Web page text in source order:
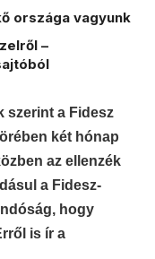
országa vagyunk
–
szerint a Fidesz
két hónap
az ellenzék
a Fidesz-
hogy
is ír a